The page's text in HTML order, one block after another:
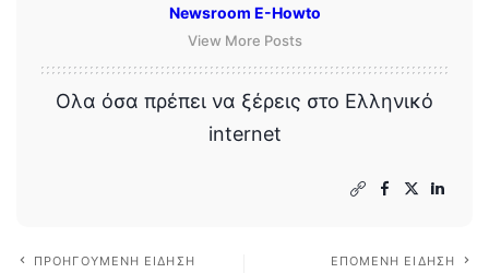
Newsroom E-Howto
View More Posts
Ολα όσα πρέπει να ξέρεις στο Ελληνικό
internet
ΠΡΟΗΓΟΎΜΕΝΗ ΕΊΔΗΣΗ ΕΠΌΜΕΝΗ ΕΊΔΗΣΗ